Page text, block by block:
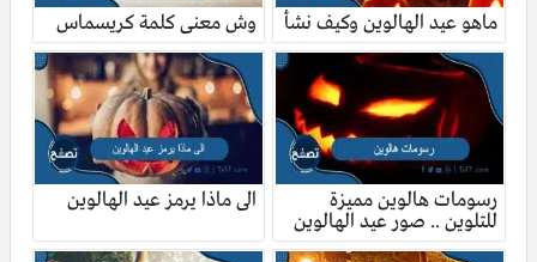
ماهو عيد الهالوين وكيف نشأ وش معنى كلمة كريسماس
رسومات هالوين مميزة
للتلوين .. صور عيد الهالوين
الى ماذا يرمز عيد الهالوين